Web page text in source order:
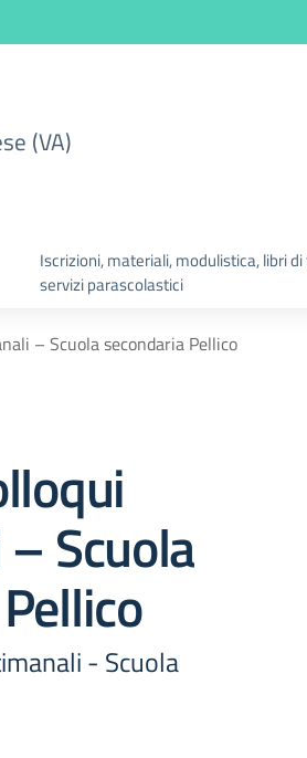
(VA)
Iscrizioni, materiali, modulistica, libri
servizi parascolastici
– Scuola secondaria Pellico
Scuola
- Scuola